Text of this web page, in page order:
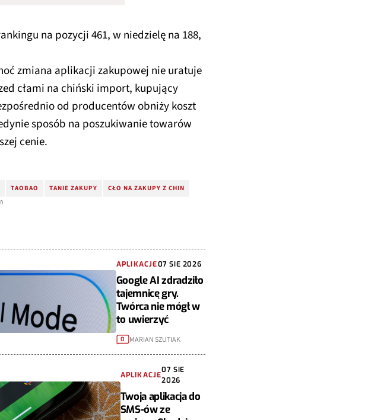
na pozycji 461, w niedzielę na 188,
zmiana aplikacji zakupowej nie uratuje
cłami na chiński import, kupujący
od producentów obniży koszt
sposób na poszukiwanie towarów
cenie.
TAOBAO TANIE ZAKUPY CŁO NA ZAKUPY Z CHIN
APLIKACJE07 SIE 2026
Google AI zdradziło
tajemnicę gry.
Twórca nie mógł w
to uwierzyć
0 MARIAN SZUTIAK
APLIKACJE
07 SIE
2026
Twoja aplikacja do
SMS-ów ze